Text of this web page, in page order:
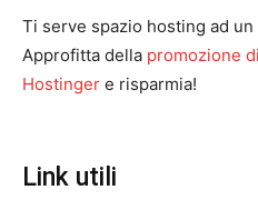
Ti serve spazio hosting ad
Approfitta della promozione
Hostinger e risparmia!
Link utili